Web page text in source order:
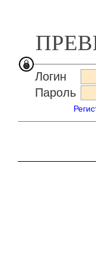
Логин
Пароль